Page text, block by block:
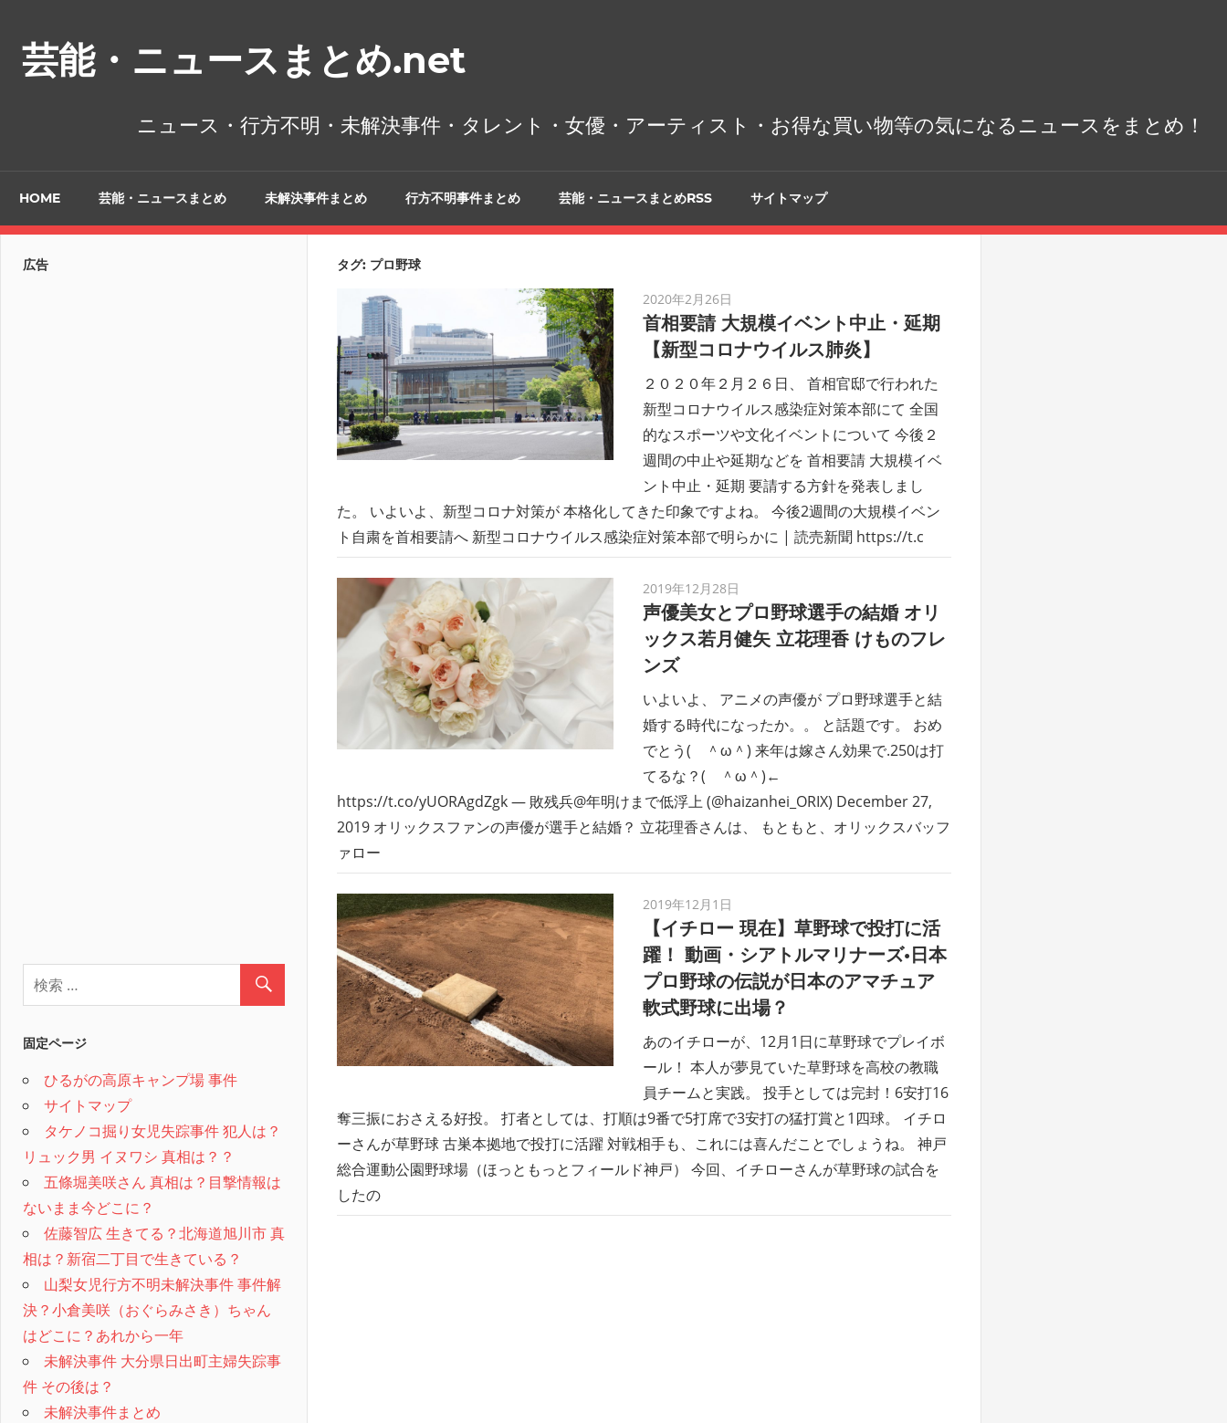
芸能・ニュースまとめ.net
ニュース・行方不明・未解決事件・タレント・女優・アーティスト・お得な買い物等の気になるニュースをまとめ！
HOME 芸能・ニュースまとめ 未解決事件まとめ 行方不明事件まとめ 芸能・ニュースまとめRSS サイトマップ
タグ: プロ野球
2020年2月26日
首相要請 大規模イベント中止・延期
【新型コロナウイルス肺炎】
２０２０年２月２６日、 首相官邸で行われた
新型コロナウイルス感染症対策本部にて 全国
的なスポーツや文化イベントについて 今後２
週間の中止や延期などを 首相要請 大規模イベ
ント中止・延期 要請する方針を発表しまし
た。 いよいよ、新型コロナ対策が 本格化してきた印象ですよね。 今後2週間の大規模イベン
ト自粛を首相要請へ 新型コロナウイルス感染症対策本部で明らかに | 読売新聞 https://t.c
2019年12月28日
声優美女とプロ野球選手の結婚 オリ
ックス若月健矢 立花理香 けものフレ
ンズ
いよいよ、 アニメの声優が プロ野球選手と結
婚する時代になったか。。 と話題です。 おめ
でとう( ＾ω＾) 来年は嫁さん効果で.250は打
てるな？( ＾ω＾)←
https://t.co/yUORAgdZgk — 敗残兵@年明けまで低浮上 (@haizanhei_ORIX) December 27,
2019 オリックスファンの声優が選手と結婚？ 立花理香さんは、 もともと、オリックスバッフ
ァロー
2019年12月1日
【イチロー 現在】草野球で投打に活
躍！ 動画・シアトルマリナーズ•日本
プロ野球の伝説が日本のアマチュア
軟式野球に出場？
あのイチローが、12月1日に草野球でプレイボ
ール！ 本人が夢見ていた草野球を高校の教職
員チームと実践。 投手としては完封！6安打16
奪三振におさえる好投。 打者としては、打順は9番で5打席で3安打の猛打賞と1四球。 イチロ
ーさんが草野球 古巣本拠地で投打に活躍 対戦相手も、これには喜んだことでしょうね。 神戸
総合運動公園野球場（ほっともっとフィールド神戸） 今回、イチローさんが草野球の試合を
したの
広告
固定ページ
ひるがの高原キャンプ場 事件
サイトマップ
タケノコ掘り女児失踪事件 犯人は？
リュック男 イヌワシ 真相は？？
五條堀美咲さん 真相は？目撃情報は
ないまま今どこに？
佐藤智広 生きてる？北海道旭川市 真
相は？新宿二丁目で生きている？
山梨女児行方不明未解決事件 事件解
決？小倉美咲（おぐらみさき）ちゃん
はどこに？あれから一年
未解決事件 大分県日出町主婦失踪事
件 その後は？
未解決事件まとめ